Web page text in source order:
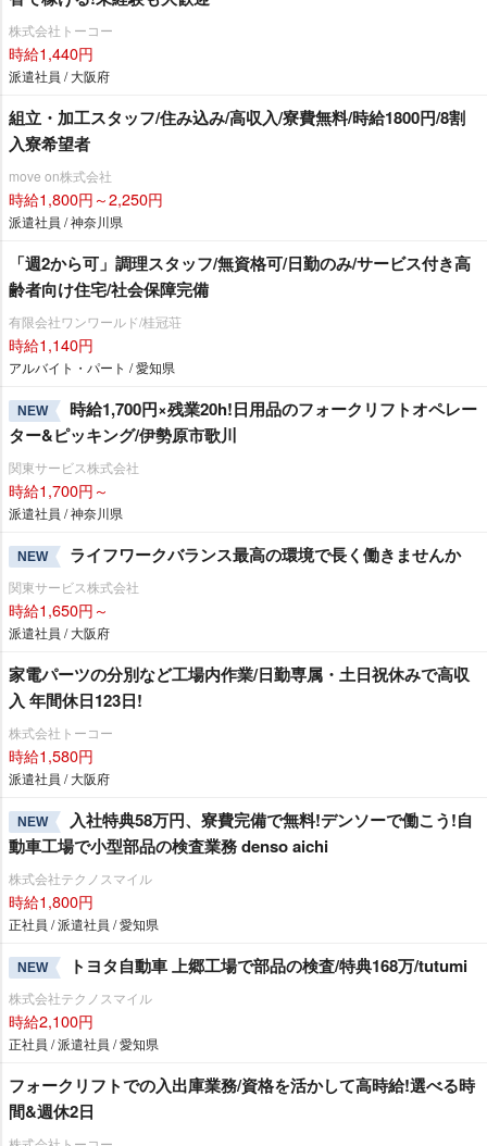
株式会社トーコー
時給1,440円
派遣社員 / 大阪府
組立・加工スタッフ/住み込み/高収入/寮費無料/時給1800円/8割
入寮希望者
move on株式会社
時給1,800円～2,250円
派遣社員 / 神奈川県
「週2から可」調理スタッフ/無資格可/日勤のみ/サービス付き高
齢者向け住宅/社会保障完備
有限会社ワンワールド/桂冠荘
時給1,140円
アルバイト・パート / 愛知県
NEW
時給1,700円×残業20h!日用品のフォークリフトオペレー
ター&ピッキング/伊勢原市歌川
関東サービス株式会社
時給1,700円～
派遣社員 / 神奈川県
NEW ライフワークバランス最高の環境で長く働きませんか
関東サービス株式会社
時給1,650円～
派遣社員 / 大阪府
家電パーツの分別など工場内作業/日勤専属・土日祝休みで高収
入 年間休日123日!
株式会社トーコー
時給1,580円
派遣社員 / 大阪府
NEW
入社特典58万円、寮費完備で無料!デンソーで働こう!自
動車工場で小型部品の検査業務 denso aichi
株式会社テクノスマイル
時給1,800円
正社員 / 派遣社員 / 愛知県
NEW トヨタ自動車 上郷工場で部品の検査/特典168万/tutumi
株式会社テクノスマイル
時給2,100円
正社員 / 派遣社員 / 愛知県
フォークリフトでの入出庫業務/資格を活かして高時給!選べる時
間&週休2日